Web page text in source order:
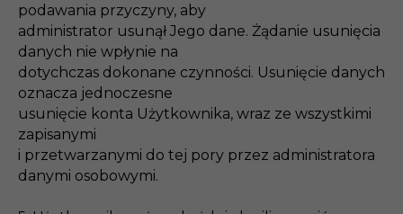
podawania przyczyny, aby
administrator usunął Jego dane. Żądanie usunięcia
danych nie wpłynie na
dotychczas dokonane czynności. Usunięcie danych
oznacza jednoczesne
usunięcie konta Użytkownika, wraz ze wszystkimi
zapisanymi
i przetwarzanymi do tej pory przez administratora
danymi osobowymi.